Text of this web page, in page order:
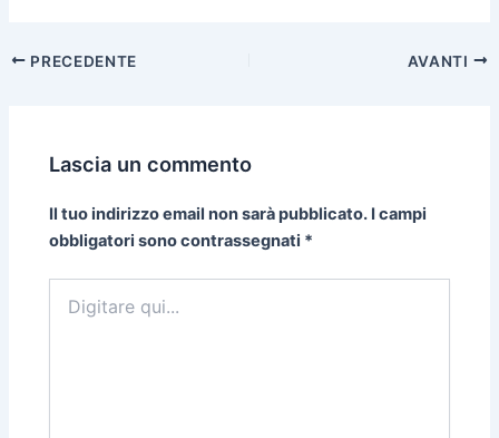
PRECEDENTE AVANTI
Lascia un commento
Il tuo indirizzo email non sarà pubblicato. I campi
obbligatori sono contrassegnati *
qui...